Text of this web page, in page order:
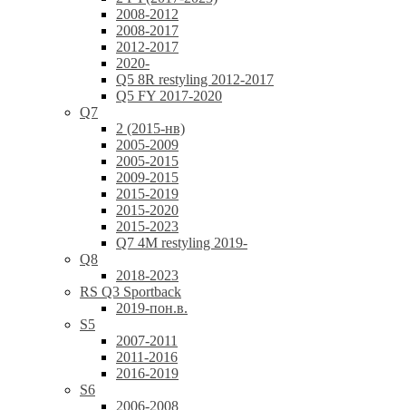
2008-2012
2008-2017
2012-2017
2020-
Q5 8R restyling 2012-2017
Q5 FY 2017-2020
Q7
2 (2015-нв)
2005-2009
2005-2015
2009-2015
2015-2019
2015-2020
2015-2023
Q7 4M restyling 2019-
Q8
2018-2023
RS Q3 Sportback
2019-пон.в.
S5
2007-2011
2011-2016
2016-2019
S6
2006-2008